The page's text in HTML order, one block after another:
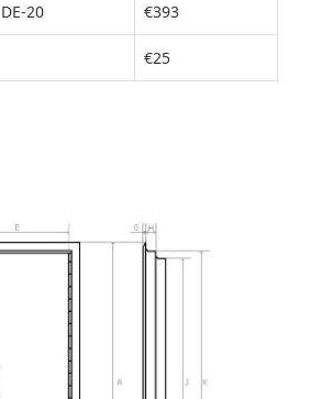
DE-20 €393
€25